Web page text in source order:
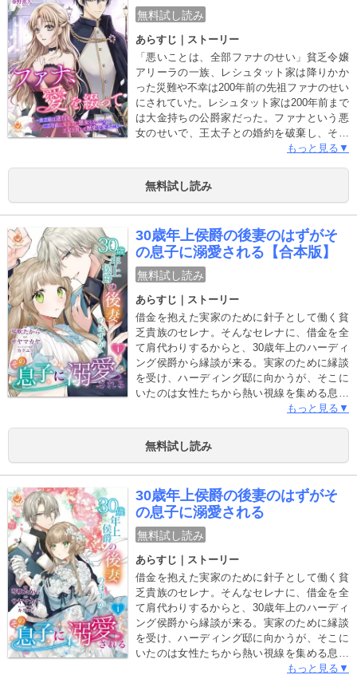
女となったので、王妃目指して
歴史を変えたい～
無料試し読み
あらすじ｜ストーリー
「悪いことは、全部ファナのせい」貧乏令嬢
アリーラの一族、レシュタット家は降りかか
った災難や不幸は200年前の先祖ファナのせい
にされていた。レシュタット家は200年前まで
は大金持ちの公爵家だった。ファナという悪
女のせいで、王太子との婚約を破棄し、その
後没落したらしい。貧乏なことを鬱々と考え
していると、突然体が下に転がり落ちていき
――気がつくと200年前にタイムスリップし、
史を変えれば、現代のレシュタット家に輝か
しい未来が待っているのではと考えた。未来
を変える決意はしたが、謎めいた王太子や、
ファナを陥れようと画策する近衛騎士団長な
ど……彼女を取り巻く人々は、一癖も二癖も
あり、それぞれの思惑が動きだし、やがて事
態は想定外の方向へと流れていく――。悪女
のレッテルを貼られたひとりの公爵令嬢がた
どった運命と、歴史に埋もれた一族の真実を
解き明かす、愛の物語。【毎月 第3木曜日配
信予定】
もっと見る▼
無料試し読み
30歳年上侯爵の後妻のはずがそ
の息子に溺愛される【合本版】
無料試し読み
あらすじ｜ストーリー
借金を抱えた実家のために針子として働く貧
乏貴族のセレナ。そんなセレナに、借金を全
て肩代わりするからと、30歳年上のハーディ
ング侯爵から縁談が来る。実家のために縁談
を受け、ハーディング邸に向かうが、そこに
いたのは女性たちから熱い視線を集める息子
のフェリクスだった！どうやら結婚相手は30
スのようで――！？「思った通り甘い香りが
するね」冷たいと思っていたフェリクスにな
録！】※本作品は『30歳年上侯爵の後妻のは
ずがその息子に溺愛される』第1巻～6巻を収
録した合本版です。
もっと見る▼
無料試し読み
30歳年上侯爵の後妻のはずがそ
の息子に溺愛される
無料試し読み
あらすじ｜ストーリー
借金を抱えた実家のために針子として働く貧
乏貴族のセレナ。そんなセレナに、借金を全
て肩代わりするからと、30歳年上のハーディ
ング侯爵から縁談が来る。実家のために縁談
を受け、ハーディング邸に向かうが、そこに
いたのは女性たちから熱い視線を集める息子
のフェリクスだった！どうやら結婚相手は30
もっと見る▼